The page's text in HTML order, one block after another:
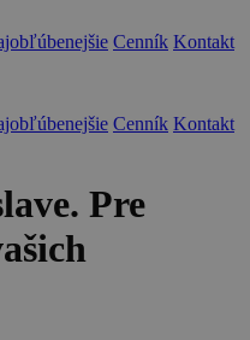
Cenník Kontakt
Cenník Kontakt
Pre